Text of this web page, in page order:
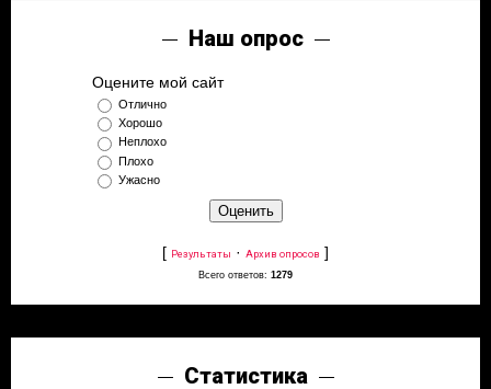
Наш опрос
Оцените мой сайт
Отлично
Хорошо
Неплохо
Плохо
Ужасно
[ Результаты · Архив опросов ]
Всего ответов: 1279
Статистика